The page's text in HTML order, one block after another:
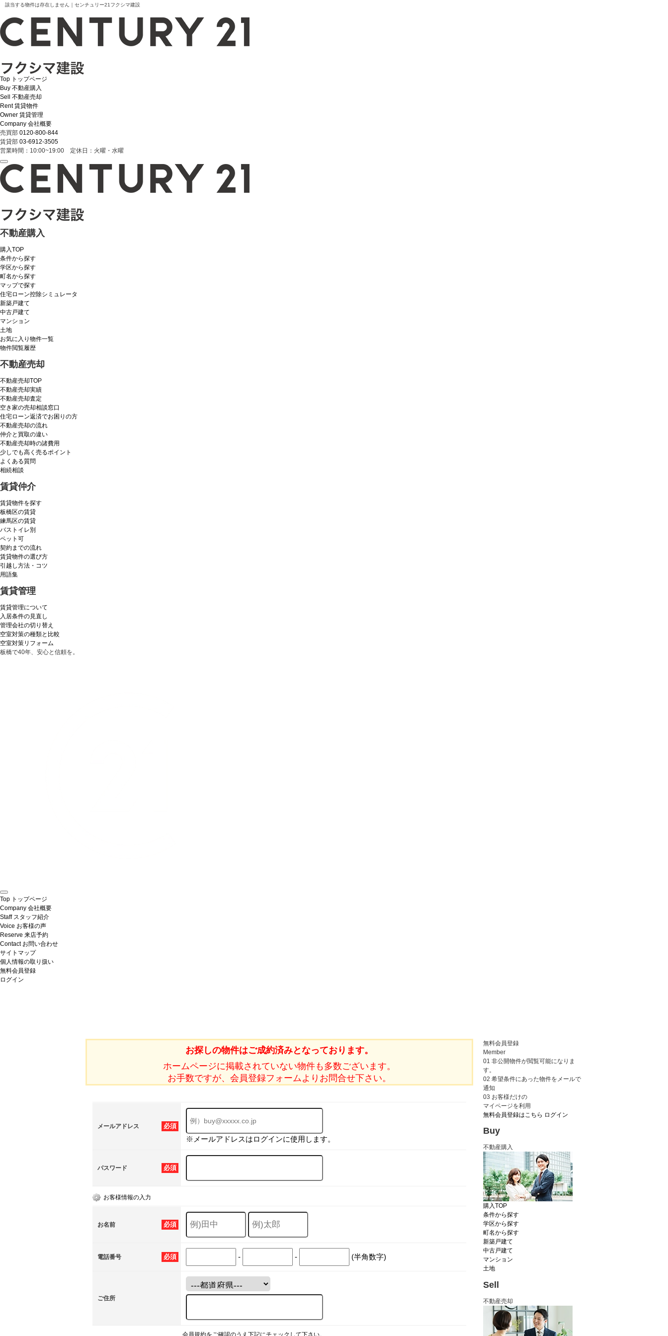
該当する物件は存在しません｜センチュリー21フクシマ建設
Top トップページ
Buy 不動産購入
Sell
不動産売却
Rent 賃貸物件
Owner 賃貸管理
Company 会社概要
売買部 0120-800-844
賃貸部 03-6912-3505
営業時間：10:00~19:00 定休日：火曜・水曜
不動産購入
購入TOP
条件から探す
学区から探す
町名から探す
マップで探す
住宅ローン控除シミュレータ
新築戸建て
中古戸建て
マンション
土地
お気に入り物件一覧
物件閲覧履歴
不動産売却
不動産売却TOP
不動産売却実績
不動産売却査定
空き家の売却相談窓口
住宅ローン返済でお困りの方
不動産売却の流れ
仲介と買取の違い
不動産売却時の諸費用
少しでも高く売るポイント
よくある質問
相続相談
賃貸仲介
賃貸物件を探す
板橋区の賃貸
練馬区の賃貸
バストイレ別
ペット可
契約までの流れ
賃貸物件の選び方
引越し方法・コツ
用語集
賃貸管理
賃貸管理について
入居条件の見直し
管理会社の切り替え
空室対策の種類と比較
空室対策リフォーム
板橋で40年、安心と信頼を。
Top トップページ
Company 会社概要
Staff スタッフ紹介
Voice お客様の声
Reserve 来店予約
Contact お問い合わせ
サイトマップ
個人情報の取り扱い
無料会員登録
ログイン
お探しの物件はご成約済みとなっております。
ホームページに掲載されていない物件も多数ございます。
お手数ですが、会員登録フォームよりお問合せ下さい。
必須
メールアドレス
※メールアドレスはログインに使用します。
必須
パスワード
お客様情報の入力
必須
お名前
必須
電話番号 - - (半角数字)
ご住所
会員規約をご確認のうえ下記にチェックして下さい。
無料会員登録
Member
01 非公開物件が閲覧可能になりま
す。
02 希望条件にあった物件をメールで
通知
03 お客様だけの
マイページを利用
無料会員登録はこちら ログイン
Buy
不動産購入
購入TOP
条件から探す
学区から探す
町名から探す
新築戸建て
中古戸建て
マンション
土地
Sell
不動産売却